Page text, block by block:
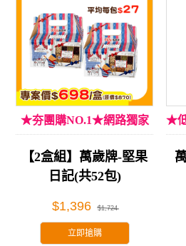
★夯團購NO.1★網路獨家
【2盒組】萬歲牌-堅果
日記(共52包)
$1,396 $1,724
立即搶購
★